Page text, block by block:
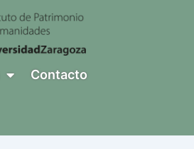
Contacto